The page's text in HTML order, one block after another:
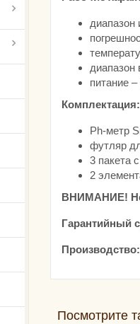
диапазон
диапазон
питание
Комплектация:
Ph-метр
футляр
3 пакета
2
ВНИМАНИЕ! Не
Гарантийный
Производство:
Посмотрите